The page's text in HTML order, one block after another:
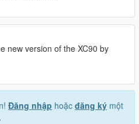
new version of the XC90 by
Đăng nhập hoặc đăng ký một